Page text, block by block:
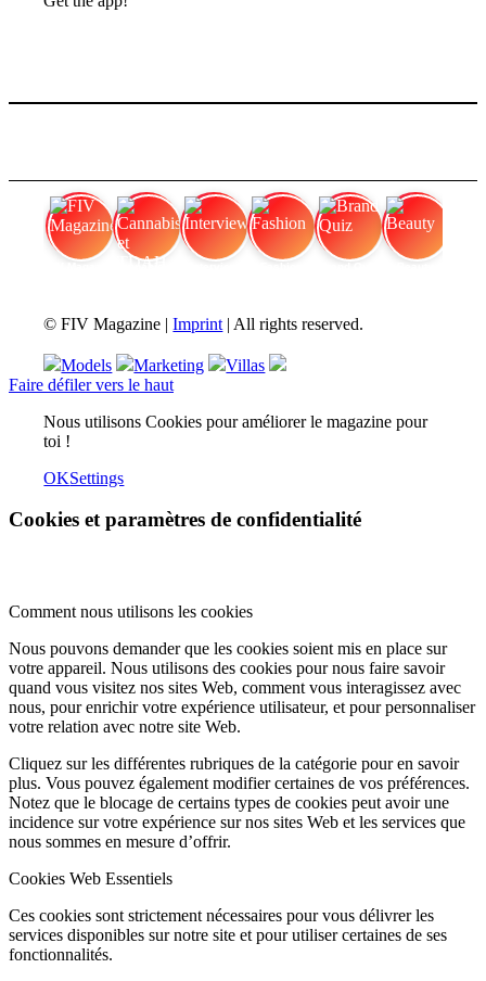
© FIV Magazine |Imprint | All rights reserved.
Models Marketing
Villas
Faire défiler vers le haut
Nous utilisons Cookies pour améliorer le magazine pour
toi !
OKSettings
Cookies et paramètres de confidentialité
Comment nous utilisons les cookies
Nous pouvons demander que les cookies soient mis en place sur
votre appareil. Nous utilisons des cookies pour nous faire savoir
quand vous visitez nos sites Web, comment vous interagissez avec
nous, pour enrichir votre expérience utilisateur, et pour personnaliser
votre relation avec notre site Web.
Cliquez sur les différentes rubriques de la catégorie pour en savoir
plus. Vous pouvez également modifier certaines de vos préférences.
Notez que le blocage de certains types de cookies peut avoir une
incidence sur votre expérience sur nos sites Web et les services que
nous sommes en mesure d’offrir.
Cookies Web Essentiels
Ces cookies sont strictement nécessaires pour vous délivrer les
services disponibles sur notre site et pour utiliser certaines de ses
fonctionnalités.